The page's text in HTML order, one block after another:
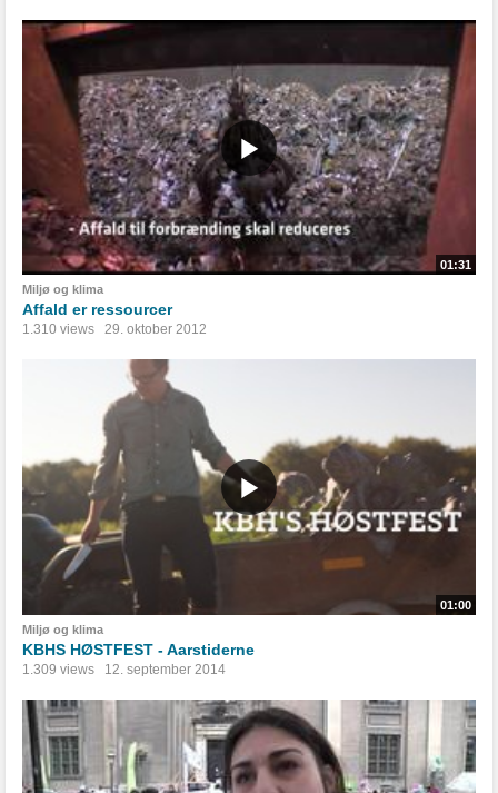
01:31
Miljø og klima
Affald er ressourcer
1.310 views 29. oktober 2012
01:00
Miljø og klima
KBHS HØSTFEST - Aarstiderne
1.309 views 12. september 2014